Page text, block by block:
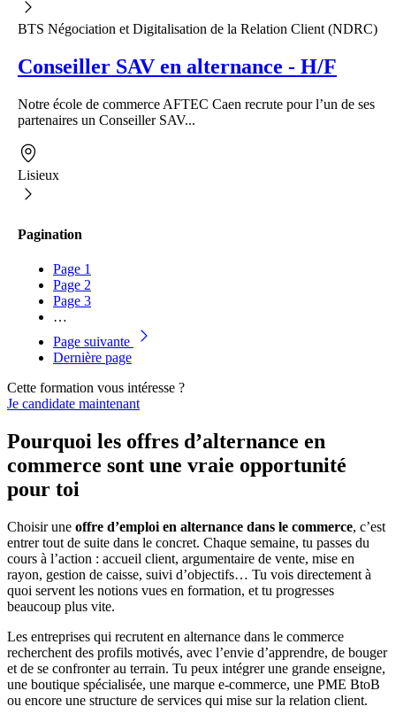
BTS Négociation et Digitalisation de la Relation Client (NDRC)
Conseiller SAV en alternance - H/F
Notre école de commerce AFTEC Caen recrute pour l’un de ses
partenaires un Conseiller SAV...
Lisieux
Pagination
Page 1
Page 2
Page 3
…
Page suivante
Dernière page
Cette formation vous intéresse ?
Je candidate maintenant
Pourquoi les offres d’alternance en
commerce sont une vraie opportunité
pour toi
Choisir une offre d’emploi en alternance dans le commerce, c’est
entrer tout de suite dans le concret. Chaque semaine, tu passes du
cours à l’action : accueil client, argumentaire de vente, mise en
rayon, gestion de caisse, suivi d’objectifs… Tu vois directement à
quoi servent les notions vues en formation, et tu progresses
beaucoup plus vite.
Les entreprises qui recrutent en alternance dans le commerce
recherchent des profils motivés, avec l’envie d’apprendre, de bouger
et de se confronter au terrain. Tu peux intégrer une grande enseigne,
une boutique spécialisée, une marque e-commerce, une PME BtoB
ou encore une structure de services qui mise sur la relation client.